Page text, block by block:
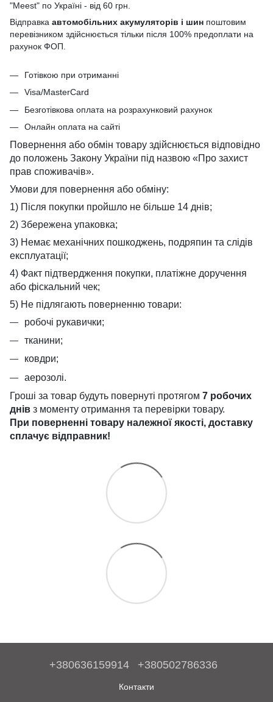
"Meest" по Україні - від 60 грн.
Відправка автомобільних акумуляторів і шин поштовим
перевізником здійснюється тільки після 100% предоплати на
рахунок ФОП.
Готівкою при отриманні
Visa/MasterCard
Безготівкова оплата на розрахунковий рахунок
Онлайн оплата на сайті
Повернення або обмін товару здійснюється відповідно
до положень Закону України під назвою «Про захист
прав споживачів».
Умови для повернення або обміну:
1) Після покупки пройшло не більше 14 днів;
2) Збережена упаковка;
3) Немає механічних пошкоджень, подряпин та слідів
експлуатації;
4) Факт підтвердження покупки, платіжне доручення
або фіскальний чек;
5) Не підлягають поверненню товари:
робочі рукавички;
тканини;
ковдри;
аерозолі.
Гроші за товар будуть повернуті протягом 7 робочих
днів з моменту отримання та перевірки товару.
При поверненні товару належної якості, доставку
сплачує відправник!
+380636159914 +380502786336
Контакти